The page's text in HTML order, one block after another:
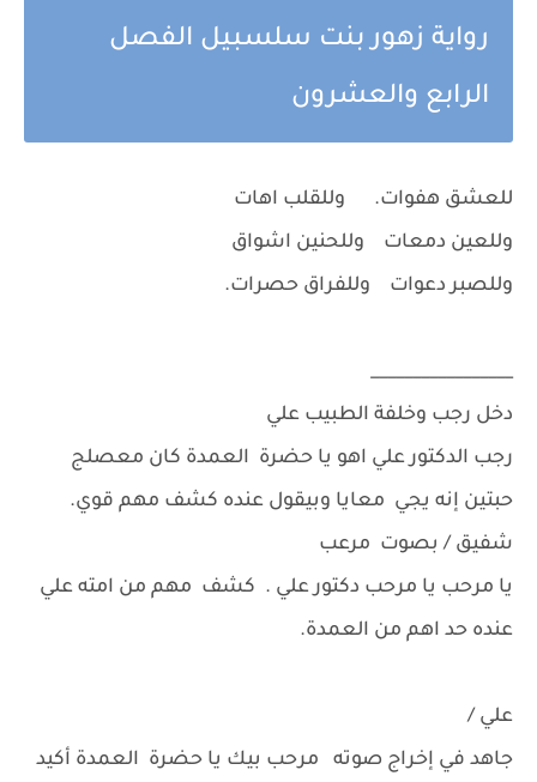
رواية زهور بنت سلسبيل الفصل
الرابع والعشرون
للعشق هفوات. وللقلب اهات
وللعين دمعات وللحنين اشواق
وللصبر دعوات وللفراق حصرات.
_________________
دخل رجب وخلفة الطبيب علي
رجب الدكتور علي اهو يا حضرة العمدة كان معصلج
حبتين إنه يجي معايا وبيقول عنده كشف مهم قوي.
شفيق / بصوت مرعب
يا مرحب يا مرحب دكتور علي . كشف مهم من امته علي
عنده حد اهم من العمدة.
علي /
جاهد في إخراج صوته مرحب بيك يا حضرة العمدة أكيد